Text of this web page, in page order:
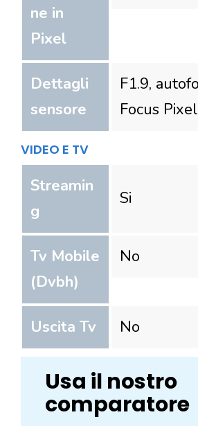
ne in
Pixel
Dettagli
sensore
F1.9,
Focus
VIDEO E TV
Streamin
g
Si
Tv Mobile
(Dvbh)
No
Uscita Tv No
Usa il nostro
comparatore